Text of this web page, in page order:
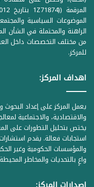
الموضوعات السياسية
الراهنة والمحتملة في الشأن
من مختلف التخصصات داخل
للمركز.
اهداف المركز:
يعمل المركز على إعداد البحوث
والاقتصادية، والاجتماعية
يختص بتحليل التطورات على
استجابات فعالة. يقدم
والمؤسسات الحكومية وغير
واعٍ بالتحديات والمخاطر